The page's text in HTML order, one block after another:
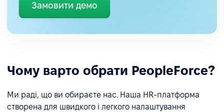
Замовити демо
Чому варто обрати PeopleForce?
Ми раді, що ви обираєте нас. Наша HR-платформа
створена для швидкого і легкого налаштування